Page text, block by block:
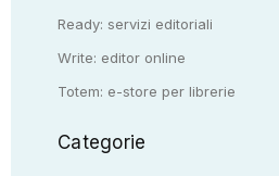
Ready: servizi editoriali
Write: editor online
Totem: e-store per librerie
Categorie